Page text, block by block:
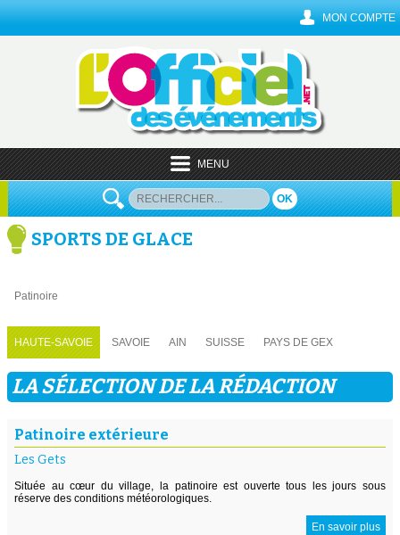
MON COMPTE
MENU
OK
SPORTS DE GLACE
Patinoire
HAUTE-SAVOIE SAVOIE AIN SUISSE PAYS DE GEX
LA SÉLECTION DE LA RÉDACTION
Patinoire extérieure
Les Gets
Située au cœur du village, la patinoire est ouverte tous les jours sous
réserve des conditions météorologiques.
En savoir plus